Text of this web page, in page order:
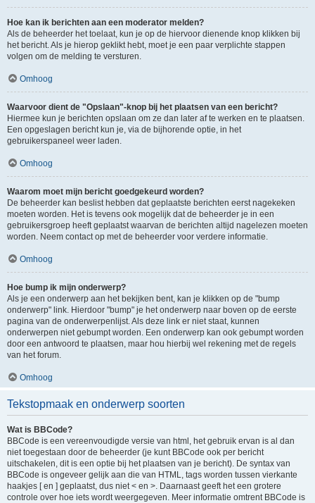
Hoe kan ik berichten aan een moderator melden?
Als de beheerder het toelaat, kun je op de hiervoor dienende knop klikken bij
het bericht. Als je hierop geklikt hebt, moet je een paar verplichte stappen
volgen om de melding te versturen.
Omhoog
Waarvoor dient de "Opslaan"-knop bij het plaatsen van een bericht?
Hiermee kun je berichten opslaan om ze dan later af te werken en te plaatsen.
Een opgeslagen bericht kun je, via de bijhorende optie, in het
gebruikerspaneel weer laden.
Omhoog
Waarom moet mijn bericht goedgekeurd worden?
De beheerder kan beslist hebben dat geplaatste berichten eerst nagekeken
moeten worden. Het is tevens ook mogelijk dat de beheerder je in een
gebruikersgroep heeft geplaatst waarvan de berichten altijd nagelezen moeten
worden. Neem contact op met de beheerder voor verdere informatie.
Omhoog
Hoe bump ik mijn onderwerp?
Als je een onderwerp aan het bekijken bent, kan je klikken op de "bump
onderwerp" link. Hierdoor "bump" je het onderwerp naar boven op de eerste
pagina van de onderwerpenlijst. Als deze link er niet staat, kunnen
onderwerpen niet gebumpt worden. Een onderwerp kan ook gebumpt worden
door een antwoord te plaatsen, maar hou hierbij wel rekening met de regels
van het forum.
Omhoog
Tekstopmaak en onderwerp soorten
Wat is BBCode?
BBCode is een vereenvoudigde versie van html, het gebruik ervan is al dan
niet toegestaan door de beheerder (je kunt BBCode ook per bericht
uitschakelen, dit is een optie bij het plaatsen van je bericht). De syntax van
BBCode is ongeveer gelijk aan die van HTML, tags worden tussen vierkante
haakjes [ en ] geplaatst, dus niet < en >. Daarnaast geeft het een grotere
controle over hoe iets wordt weergegeven. Meer informatie omtrent BBCode is